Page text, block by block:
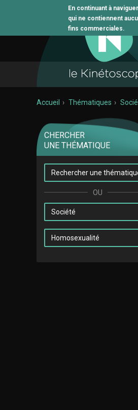
En continuant à
qui ne contiennent
fins commerciales.
Accueil Thématiques
CHERCHER
UNE THÉMATIQUE